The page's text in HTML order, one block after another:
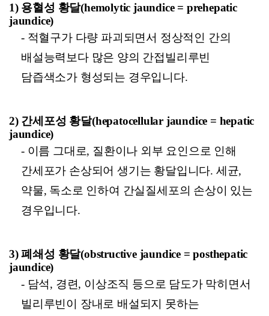
1) 용혈성 황달(hemolytic jaundice = prehepatic
jaundice)
- 적혈구가 다량 파괴되면서 정상적인 간의
배설능력보다 많은 양의 간접빌리루빈
담즙색소가 형성되는 경우입니다.
2) 간세포성 황달(hepatocellular jaundice = hepatic
jaundice)
- 이름 그대로, 질환이나 외부 요인으로 인해
간세포가 손상되어 생기는 황달입니다. 세균,
약물, 독소로 인하여 간실질세포의 손상이 있는
경우입니다.
3)폐쇄성 황달(obstructive jaundice = posthepatic
jaundice)
- 담석, 경련, 이상조직 등으로 담도가 막히면서
빌리루빈이 장내로 배설되지 못하는